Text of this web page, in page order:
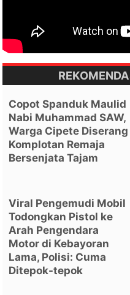
Copot Spanduk Maulid
Nabi Muhammad SAW,
Warga Cipete Diserang
Komplotan Remaja
Bersenjata Tajam
Viral Pengemudi Mobil
Todongkan Pistol ke
Arah Pengendara
Motor di Kebayoran
Lama, Polisi: Cuma
Ditepok-tepok